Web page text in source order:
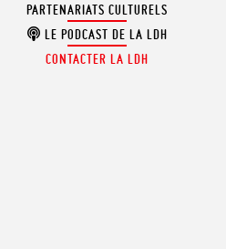
PARTENARIATS CULTURELS
LE PODCAST DE LA LDH
CONTACTER LA LDH